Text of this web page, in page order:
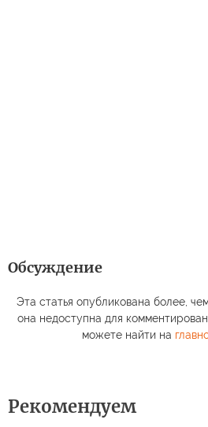
Обсуждение
Эта статья опубликована более,
она недоступна для
можете найти на
Рекомендуем